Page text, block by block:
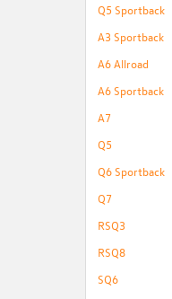
Q5 Sportback
A3 Sportback
A6 Allroad
A6 Sportback
A7
Q5
Q6 Sportback
Q7
RSQ3
RSQ8
SQ6